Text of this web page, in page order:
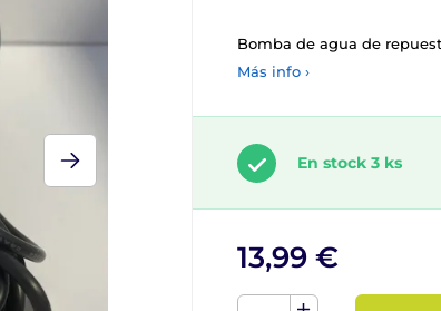
Bomba de agua de
Más info ›
En stock 3 ks
13,99 €